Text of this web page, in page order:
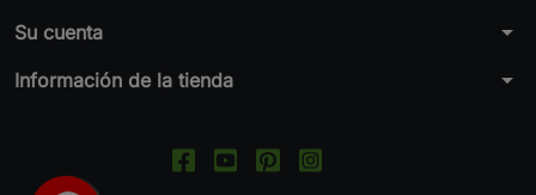
Su cuenta arrow_drop_down
Información de la tienda arrow_drop_down